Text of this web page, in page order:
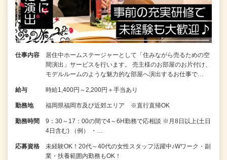
仕事内容
居住中ホームステージャーとして「住みながら売るための空
間演出」サービスを行います。 売主様のお部屋のお片付け、
モデルルームのような魅力的な部屋へ演出するお仕事で…
給与 時給1,400円～2,200円＋手当あり
勤務地 福岡県福岡市及び近郊エリア ※直行直帰OK
勤務時間
9：30～17：00の間で4～6H勤務で応相談 ※月8日以上(土日
4日含む) （例） ・…
応募資格
未経験OK！20代～40代の女性スタッフ活躍中♪Wワーク・副
業・扶養範囲内勤務もOK！